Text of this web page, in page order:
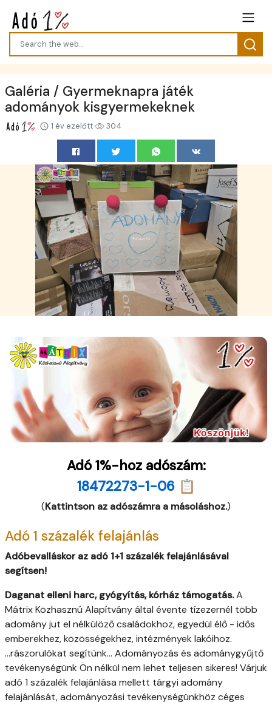
Galéria / Gyermeknapra játék
adományok kisgyermekeknek
1 év ezelőtt 304
Adó 1%-hoz adószám:
18472273-1-06 📋
(Kattintson az adószámra a másoláshoz.)
Adó 1 százalék felajánlás
Adóbevalláskor az adó 1+1 százalék felajánlásával
segítsen!
Daganat elleni harc, gyógyítás, kórház támogatás.A
Mátrix Közhasznú Alapítvány által évente tízezernél több
adomány jut el nélkülöző családokhoz, egyedül élő - idős
emberekhez, közösségekhez, intézmények lakóihoz.
...rászorulókat segítünk... Adományozás és adománygyűjtő
tevékenységünk Ön nélkül nem lehet teljesen sikeres! Várjuk
adó 1 százalék felajánlása mellett tárgyi adomány
felajánlását, adományozási tevékenységünkhöz céges